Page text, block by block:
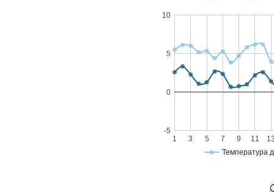
Температура
1 3 5 7 9 11
-5
0
5
10